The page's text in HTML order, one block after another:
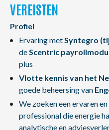
VEREISTEN
Profiel
Ervaring metSyntegro
deScentric
plus
Vlotte kennis van het
goede beheersing van
We zoeken een ervaren
professional die energie
analytische en